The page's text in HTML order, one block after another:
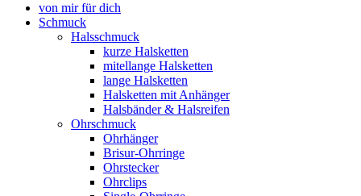
von mir für dich
Schmuck
Halsschmuck
kurze Halsketten
mitellange Halsketten
lange Halsketten
Halsketten mit Anhänger
Halsbänder & Halsreifen
Ohrschmuck
Ohrhänger
Brisur-Ohrringe
Ohrstecker
Ohrclips